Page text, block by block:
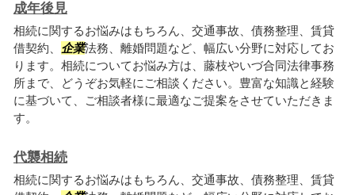
成年後見
相続に関するお悩みはもちろん、交通事故、債務整理、賃貸
借契約、 企業法務、離婚問題など、幅広い分野に対応してお
ります。相続についてお悩み方は、藤枝やいづ合同法律事務
所まで、どうぞお気軽にご相談ください。豊富な知識と経験
に基づいて、ご相談者様に最適なご提案をさせていただきま
す。
代襲相続
相続に関するお悩みはもちろん、交通事故、債務整理、賃貸